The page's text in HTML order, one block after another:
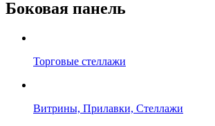
Боковая панель
Торговые стеллажи
Витрины, Прилавки, Стеллажи